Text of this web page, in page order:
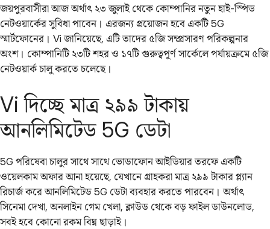
জয়পুরবাসীরা আজ অর্থাৎ ২৩ জুলাই থেকে কোম্পানির নতুন হাই-স্পিড
নেটওয়ার্কের সুবিধা পাবেন। এরজন্য প্রয়োজন হবে একটি 5G
স্মার্টফোনের। Vi জানিয়েছে, এটি তাদের ৫জি সম্প্রসারণ পরিকল্পনার
অংশ। কোম্পানিটি ২৩টি শহর ও ১৭টি গুরুত্বপূর্ণ সার্কেলে পর্যায়ক্রমে ৫জি
নেটওয়ার্ক চালু করতে চলেছে।
Vi দিচ্ছে মাত্র ২৯৯ টাকায়
আনলিমিটেড 5G ডেটা
5G পরিষেবা চালুর সাথে সাথে ভোডাফোন আইডিয়ার তরফে একটি
ওয়েলকাম অফার আনা হয়েছে, যেখানে গ্রাহকরা মাত্র ২৯৯ টাকার প্ল্যান
রিচার্জ করে আনলিমিটেড 5G ডেটা ব্যবহার করতে পারবেন। অর্থাৎ
সিনেমা দেখা, অনলাইন গেম খেলা, ক্লাউড থেকে বড় ফাইল ডাউনলোড,
সবই হবে কোনো রকম বিঘ্ন ছাড়াই।